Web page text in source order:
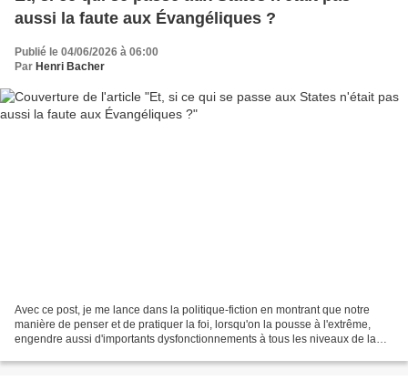
aussi la faute aux Évangéliques ?
Publié le 04/06/2026 à 06:00
Par Henri Bacher
Avec ce post, je me lance dans la politique-fiction en montrant que notre
manière de penser et de pratiquer la foi, lorsqu'on la pousse à l'extrême,
engendre aussi d'importants dysfonctionnements à tous les niveaux de la